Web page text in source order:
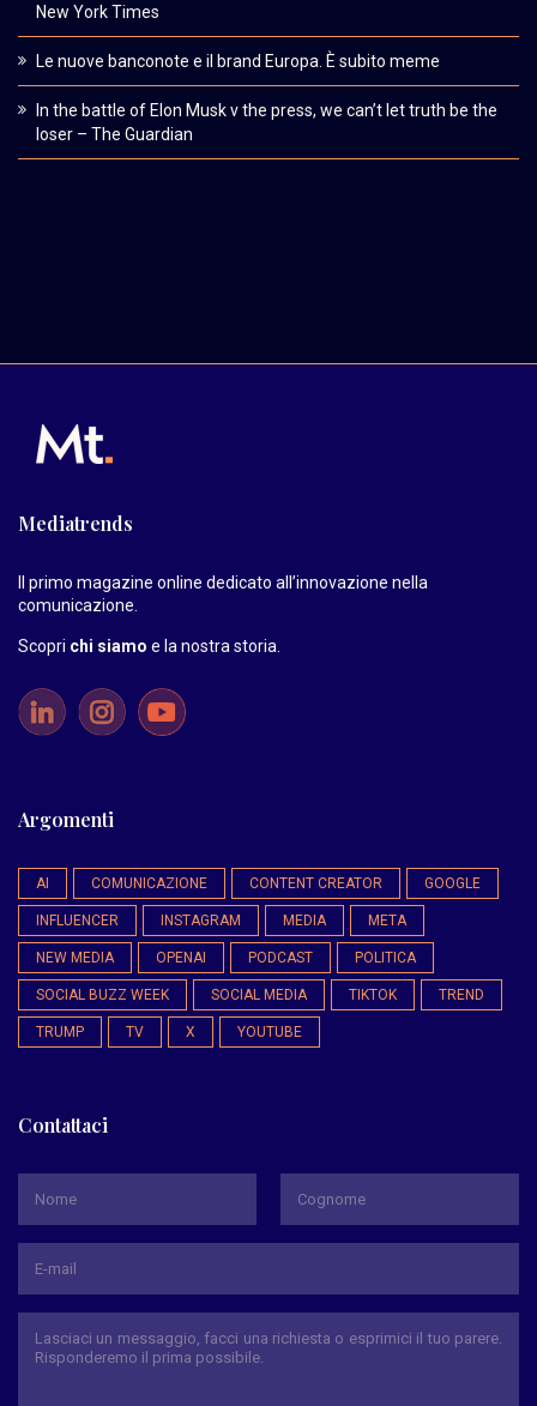
New York Times
Le nuove banconote e il brand Europa. È subito meme
In the battle of Elon Musk v the press, we can’t let truth be the
loser – The Guardian
Mediatrends
Il primo magazine online dedicato all’innovazione nella
comunicazione.
Scopri chi siamo e la nostra storia
Argomenti
AI COMUNICAZIONE CONTENT CREATOR GOOGLE
INFLUENCER INSTAGRAM MEDIA META
NEW MEDIA OPENAI PODCAST POLITICA
SOCIAL BUZZ WEEK SOCIAL MEDIA TIKTOK TREND
TRUMP TV X YOUTUBE
Contattaci